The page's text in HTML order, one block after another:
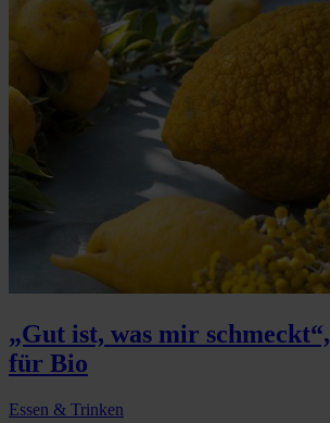
„Gut ist, was mir
für Bio
Essen & Trinken